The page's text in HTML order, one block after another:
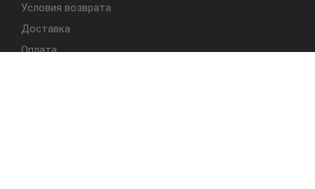
Условия возврата
Доставка
Оплата